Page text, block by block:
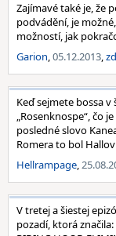
Zajímavé také je, že
podvádění, je
možností, jak
Garion,05.12.2013,
Keď sejmete bossa
„Rosenknospe“, čo
posledné slovo
Romera to bol
Hellrampage,
V tretej a šiestej
pozadí, ktorá značila: